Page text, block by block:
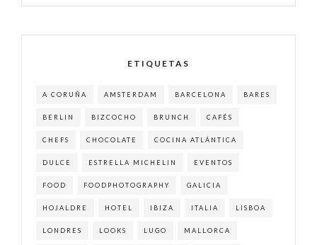
ETIQUETAS
A CORUÑA AMSTERDAM BARCELONA BARES
BERLIN BIZCOCHO BRUNCH CAFÉS
CHEFS CHOCOLATE COCINA ATLÁNTICA
DULCE ESTRELLA MICHELIN EVENTOS
FOOD FOODPHOTOGRAPHY GALICIA
HOJALDRE HOTEL IBIZA ITALIA LISBOA
LONDRES LOOKS LUGO MALLORCA